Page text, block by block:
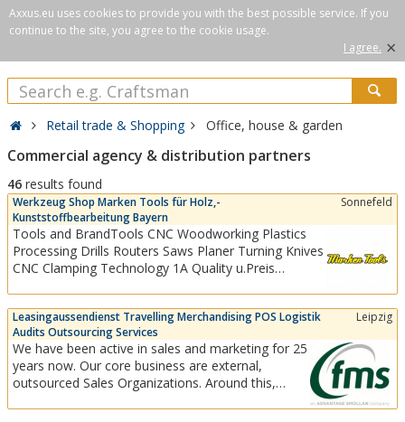
Axxus.eu uses cookies to provide you with the best possible service. If you
continue to the site, you agree to the cookie usage.
I agree. ×
Retail trade & Shopping Office, house & garden
Commercial agency & distribution partners
46 results found
Werkzeug Shop Marken Tools für Holz,-
Kunststoffbearbeitung Bayern
Sonnefeld
Tools and BrandTools CNC Woodworking Plastics
Processing Drills Routers Saws Planer Turning Knives
CNC Clamping Technology 1A Quality u.Preis
devices have proven themselves for years in the
demanding processing of wood. Wherever
precision,...
Leasingaussendienst Travelling Merchandising POS Logistik
Audits Outsourcing Services
Leipzig
We have been active in sales and marketing for 25
years now. Our core business are external,
outsourced Sales Organizations. Around this,